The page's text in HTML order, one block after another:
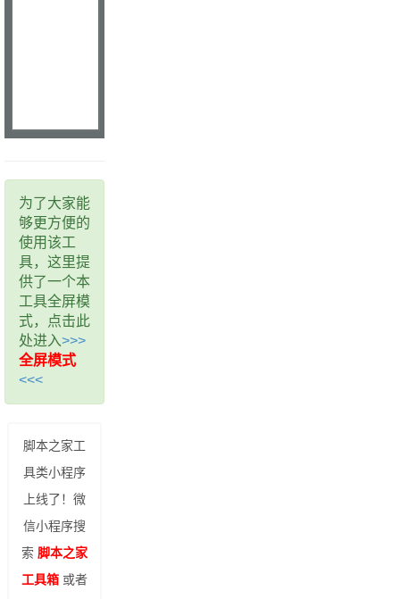
为了大家能
够更方便的
使用该工
具，这里提
供了一个本
工具全屏模
式，点击此
处进入>>>
全屏模式
<<<
脚本之家工
具类小程序
上线了！微
信小程序搜
索 脚本之家
工具箱或者